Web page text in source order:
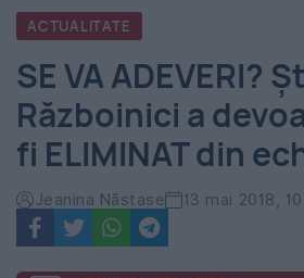
România
-
Evenimentul
Zilei
ACTUALITATE
SE VA ADEVERI?
Războinici a
fi ELIMINAT din
Jeanina Năstase 13 mai 2018,